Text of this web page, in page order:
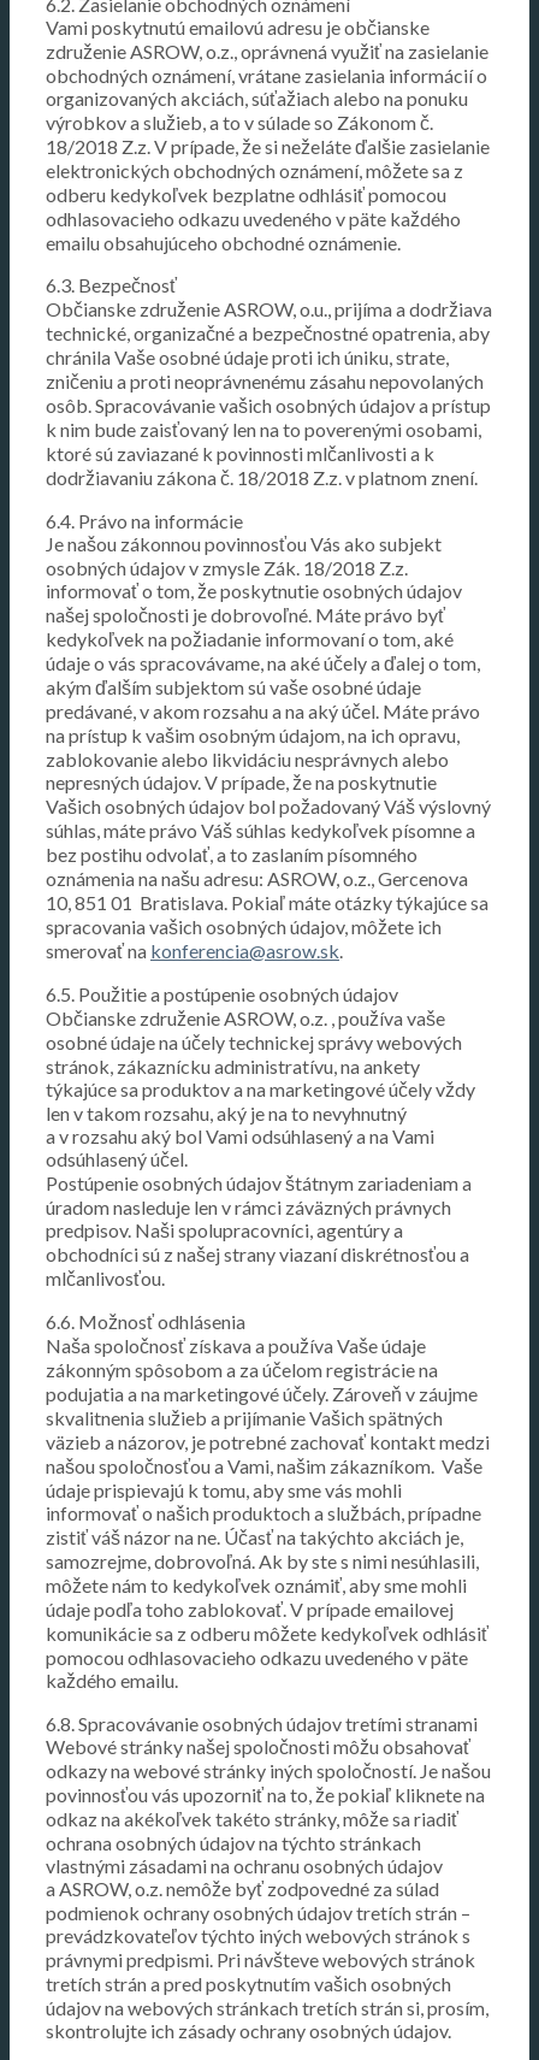
Vami poskytnutú emailovú adresu je občianske
združenie ASROW, o.z., oprávnená využiť na zasielanie
obchodných oznámení, vrátane zasielania informácií o
organizovaných akciách, súťažiach alebo na ponuku
výrobkov a služieb, a to v súlade so Zákonom č.
18/2018 Z.z. V prípade, že si neželáte ďalšie zasielanie
elektronických obchodných oznámení, môžete sa z
odberu kedykoľvek bezplatne odhlásiť pomocou
odhlasovacieho odkazu uvedeného v päte každého
emailu obsahujúceho obchodné oznámenie.
6.3. Bezpečnosť
Občianske združenie ASROW, o.u., prijíma a dodržiava
technické, organizačné a bezpečnostné opatrenia, aby
chránila Vaše osobné údaje proti ich úniku, strate,
zničeniu a proti neoprávnenému zásahu nepovolaných
osôb. Spracovávanie vašich osobných údajov a prístup
k nim bude zaisťovaný len na to poverenými osobami,
ktoré sú zaviazané k povinnosti mlčanlivosti a k
dodržiavaniu zákona č. 18/2018 Z.z. v platnom znení.
6.4. Právo na informácie
Je našou zákonnou povinnosťou Vás ako subjekt
osobných údajov v zmysle Zák. 18/2018 Z.z.
informovať o tom, že poskytnutie osobných údajov
našej spoločnosti je dobrovoľné. Máte právo byť
kedykoľvek na požiadanie informovaní o tom, aké
údaje o vás spracovávame, na aké účely a ďalej o tom,
akým ďalším subjektom sú vaše osobné údaje
predávané, v akom rozsahu a na aký účel. Máte právo
na prístup k vašim osobným údajom, na ich opravu,
zablokovanie alebo likvidáciu nesprávnych alebo
nepresných údajov. V prípade, že na poskytnutie
Vašich osobných údajov bol požadovaný Váš výslovný
súhlas, máte právo Váš súhlas kedykoľvek písomne a
bez postihu odvolať, a to zaslaním písomného
oznámenia na našu adresu: ASROW, o.z., Gercenova
10, 851 01 Bratislava. Pokiaľ máte otázky týkajúce sa
spracovania vašich osobných údajov, môžete ich
smerovať na konferencia@asrow.sk.
6.5. Použitie a postúpenie osobných údajov
Občianske združenie ASROW, o.z. , používa vaše
osobné údaje na účely technickej správy webových
stránok, zákaznícku administratívu, na ankety
týkajúce sa produktov a na marketingové účely vždy
len v takom rozsahu, aký je na to nevyhnutný
a v rozsahu aký bol Vami odsúhlasený a na Vami
odsúhlasený účel.
Postúpenie osobných údajov štátnym zariadeniam a
úradom nasleduje len v rámci záväzných právnych
predpisov. Naši spolupracovníci, agentúry a
obchodníci sú z našej strany viazaní diskrétnosťou a
mlčanlivosťou.
6.6. Možnosť odhlásenia
Naša spoločnosť získava a používa Vaše údaje
zákonným spôsobom a za účelom registrácie na
podujatia a na marketingové účely. Zároveň v záujme
skvalitnenia služieb a prijímanie Vašich spätných
väzieb a názorov, je potrebné zachovať kontakt medzi
našou spoločnosťou a Vami, našim zákazníkom. Vaše
údaje prispievajú k tomu, aby sme vás mohli
informovať o našich produktoch a službách, prípadne
zistiť váš názor na ne. Účasť na takýchto akciách je,
samozrejme, dobrovoľná. Ak by ste s nimi nesúhlasili,
môžete nám to kedykoľvek oznámiť, aby sme mohli
údaje podľa toho zablokovať. V prípade emailovej
komunikácie sa z odberu môžete kedykoľvek odhlásiť
pomocou odhlasovacieho odkazu uvedeného v päte
každého emailu.
6.8. Spracovávanie osobných údajov tretími stranami
Webové stránky našej spoločnosti môžu obsahovať
odkazy na webové stránky iných spoločností. Je našou
povinnosťou vás upozorniť na to, že pokiaľ kliknete na
odkaz na akékoľvek takéto stránky, môže sa riadiť
ochrana osobných údajov na týchto stránkach
vlastnými zásadami na ochranu osobných údajov
a ASROW, o.z. nemôže byť zodpovedné za súlad
podmienok ochrany osobných údajov tretích strán –
prevádzkovateľov týchto iných webových stránok s
právnymi predpismi. Pri návšteve webových stránok
tretích strán a pred poskytnutím vašich osobných
údajov na webových stránkach tretích strán si, prosím,
skontrolujte ich zásady ochrany osobných údajov.